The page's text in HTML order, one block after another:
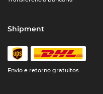
Shipment
Envio e retorno gratuitos